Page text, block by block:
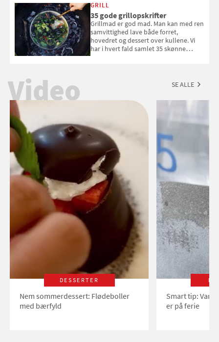
med i Samvirkes skønne vinquiz, hvor
du kan vinde 6 flasker vin fra Viña
Esmeralda. Konkurrencen slutter 1.
september 2026.
GRILL
35 gode grillopskrifter
Grillmad er god mad. Man kan med ren
samvittighed lave både forret,
hovedret og dessert over kullene. Vi
har i hvert fald samlet 35 skønne
Video SE ALLE
DESSERTER
Nem sommerdessert: Flødeboller
med bærfyld
Smart tip:
er på ferie